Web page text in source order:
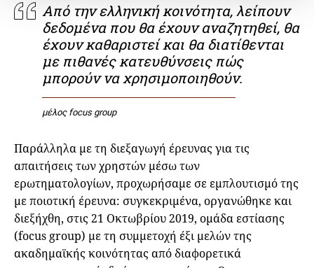
Από την ελληνική κοινότητα, λείπουν
δεδομένα που θα έχουν αναζητηθεί, θα
έχουν καθαριστεί και θα διατίθενται
με πιθανές κατευθύνσεις πώς
μπορούν να χρησιμοποιηθούν.
μέλος focus group
Παράλληλα με τη διεξαγωγή έρευνας για τις
απαιτήσεις των χρηστών μέσω των
ερωτηματολογίων, προχωρήσαμε σε εμπλουτισμό της
με ποιοτική έρευνα: συγκεκριμένα, οργανώθηκε και
διεξήχθη, στις 21 Οκτωβρίου 2019, ομάδα εστίασης
(focus group) με τη συμμετοχή έξι μελών της
ακαδημαϊκής κοινότητας από διαφορετικά